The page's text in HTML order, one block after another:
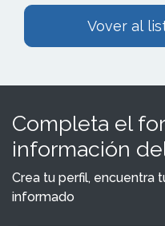
Vover al
Completa el
información
Crea tu perfil, encuentra
informado